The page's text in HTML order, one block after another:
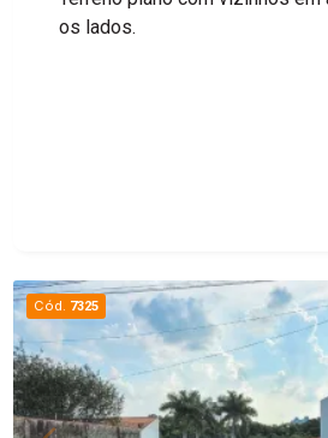
os lados.
Cód. 7325